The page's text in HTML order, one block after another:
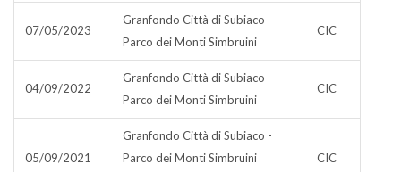
07/05/2023
Granfondo Città di Subiaco -
Parco dei Monti Simbruini
CIC
04/09/2022
Granfondo Città di Subiaco -
Parco dei Monti Simbruini
CIC
05/09/2021
Granfondo Città di Subiaco -
Parco dei Monti Simbruini
CIC